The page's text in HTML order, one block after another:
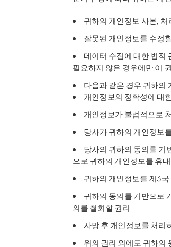
귀하의 개인정보 사본,
잘못된 개인정보를 수정
데이터 수집에 대한 법적
필요하지 않은 경우에만 이
다음과 같은 경우 귀하의
개인정보의 정확성에 대
개인정보가 불법적으로
당사가 귀하의 개인정보
당사의 귀하의 동의를 기
으로 귀하의 개인정보를 휴
귀하의 개인정보를 제3
귀하의 동의를 기반으로
의를 철회할 권리
사망 후 개인정보를 처리
위의 권리 외에도 귀하의